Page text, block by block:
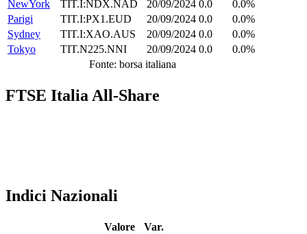
NewYork
TIT.I:NDX.NAD 20/09/2024 0.0
0.0%
Parigi
TIT.I:PX1.EUD 20/09/2024 0.0
0.0%
Sydney
TIT.I:XAO.AUS 20/09/2024 0.0
0.0%
Tokyo
TIT.N225.NNI 20/09/2024 0.0
0.0%
Fonte: borsa italiana
FTSE Italia All-Share
Indici Nazionali
Valore
Var.